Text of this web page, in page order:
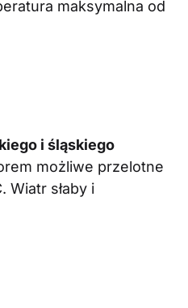
maksymalna od
i śląskiego
możliwe przelotne
Wiatr słaby i